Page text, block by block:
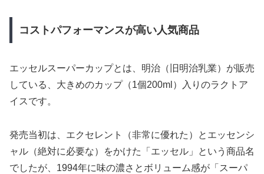
コストパフォーマンスが高い人気商品
エッセルスーパーカップとは、明治（旧明治乳業）が販売
している、大きめのカップ（1個200ml）入りのラクトア
イスです。
発売当初は、エクセレント（非常に優れた）とエッセンシ
ャル（絶対に必要な）をかけた「エッセル」という商品名
でしたが、1994年に味の濃さとボリューム感が「スーパ